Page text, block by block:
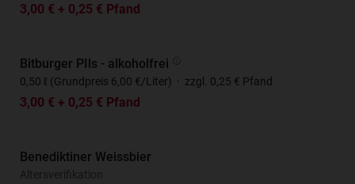
3,00 € + 0,25 € Pfand
Bitburger PIls - alkoholfrei
0,50 ℓ (Grundpreis 6,00 €/Liter) · zzgl. 0,25 € Pfand
3,00 € + 0,25 € Pfand
Benediktiner Weissbier
Altersverifikation